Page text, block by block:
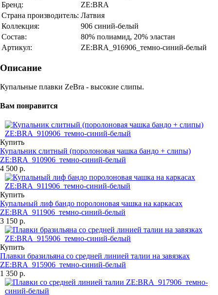
Бренд:
ZE:BRA
Страна производитель: Латвия
Коллекция:
906 синий-белый
Состав:
80% полиамид, 20% эластан
Артикул:
ZE:BRA_916906_темно-синий-белый
Описание
Купальные плавки ZeBra - высокие слипы.
Вам понравится
Купить
Купальник слитный (поролоновая чашка бандо + слипы)
ZE:BRA_910906_темно-синий-белый
4 500 р.
Купить
Купальный лиф бандо поролоновая чашка на каркасах
ZE:BRA_911906_темно-синий-белый
3 150 р.
Купить
Плавки бразильяна со средней линией талии на завязках
ZE:BRA_915906_темно-синий-белый
1 350 р.